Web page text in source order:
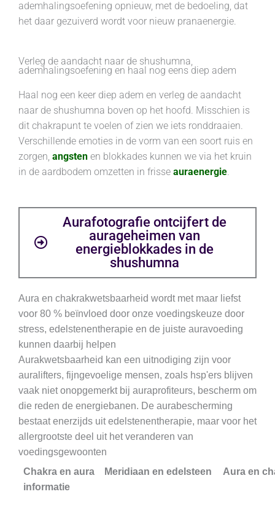
ademhalingsoefening opnieuw, met de bedoeling, dat
het daar gezuiverd wordt voor nieuw pranaenergie.
Verleg de aandacht naar de shushumna,
ademhalingsoefening en haal nog eens diep adem
Haal nog een keer diep adem en verleg de aandacht
naar de shushumna boven op het hoofd. Misschien is
dit chakrapunt te voelen of zien we iets ronddraaien.
Verschillende emoties in de vorm van een soort ruis en
zorgen, angsten en blokkades kunnen we via het kruin
in de aardbodem omzetten in frisse auraenergie.
Aurafotografie ontcijfert de
aurageheimen van
energieblokkades in de
shushumna
Aura en chakrakwetsbaarheid wordt met maar liefst
voor 80 % beïnvloed door onze voedingskeuze door
stress, edelstenentherapie en de juiste auravoeding
kunnen daarbij helpen
Aurakwetsbaarheid kan een uitnodiging zijn voor
auralifters, fijngevoelige mensen, zoals hsp'ers blijven
vaak niet onopgemerkt bij auraprofiteurs, bescherm om
die reden de energiebanen. De aurabescherming
bestaat enerzijds uit edelstenentherapie, maar voor het
allergrootste deel uit het veranderen van
voedingsgewoonten
Chakra en aura
informatie
Meridiaan en edelsteen Aura en